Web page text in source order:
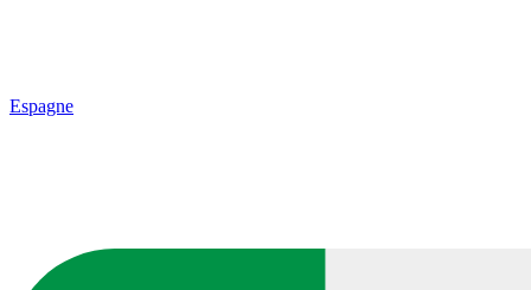
Espagne